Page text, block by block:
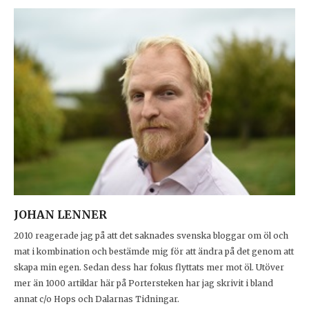
JOHAN LENNER
2010 reagerade jag på att det saknades svenska bloggar om öl och
mat i kombination och bestämde mig för att ändra på det genom att
skapa min egen. Sedan dess har fokus flyttats mer mot öl. Utöver
mer än 1000 artiklar här på Portersteken har jag skrivit i bland
annat c/o Hops och Dalarnas Tidningar.